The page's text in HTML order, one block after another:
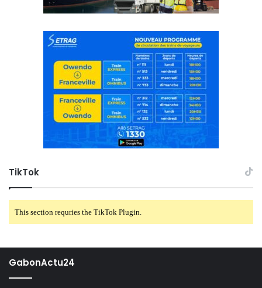
TikTok
This section requries the TikTok Plugin.
GabonActu24